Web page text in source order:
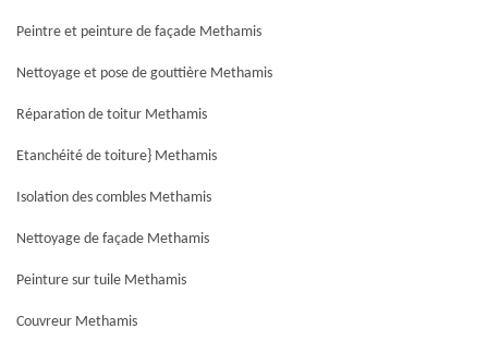
Peintre et peinture de façade Methamis
Nettoyage et pose de gouttière Methamis
Réparation de toitur Methamis
Etanchéité de toiture} Methamis
Isolation des combles Methamis
Nettoyage de façade Methamis
Peinture sur tuile Methamis
Couvreur Methamis